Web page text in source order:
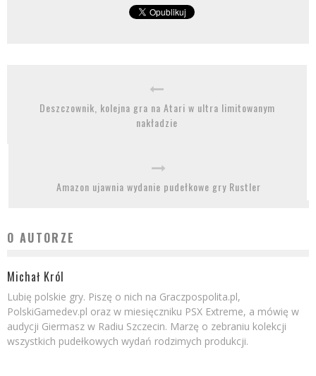
Deszczownik, kolejna gra na Atari w ultra limitowanym
nakładzie
Amazon ujawnia wydanie pudełkowe gry Rustler
O AUTORZE
Michał Król
Lubię polskie gry. Piszę o nich na Graczpospolita.pl,
PolskiGamedev.pl oraz w miesięczniku PSX Extreme, a mówię w
audycji Giermasz w Radiu Szczecin. Marzę o zebraniu kolekcji
wszystkich pudełkowych wydań rodzimych produkcji.